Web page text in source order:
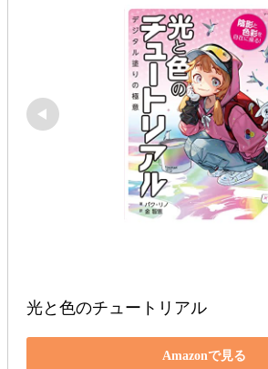
光と色のチュートリアル
Amazonで見る